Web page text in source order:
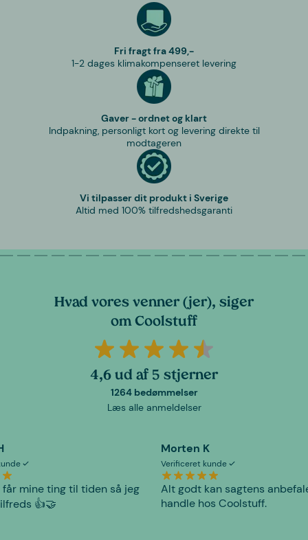
Fri fragt fra 499,-
1-2 dages klimakompenseret levering
Gaver - ordnet og klart
Indpakning, personligt kort og levering direkte til
modtageren
Vi tilpasser dit produkt i Sverige
Altid med 100% tilfredshedsgaranti
Hvad vores venner (jer), siger
om Coolstuff
4,6 ud af 5 stjerner
1264 bedømmelser
Læs alle anmeldelser
får mine ting til tiden så jeg
👍🤝
Morten K
Verificeret kunde
Alt godt kan sagtens
handle hos Coolstuff.